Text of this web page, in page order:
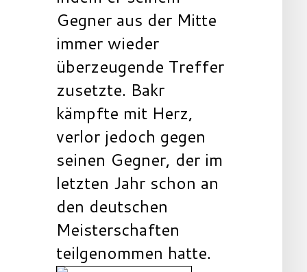
Gegner aus der Mitte
immer wieder
überzeugende Treffer
zusetzte. Bakr
kämpfte mit Herz,
verlor jedoch gegen
seinen Gegner, der im
letzten Jahr schon an
den deutschen
Meisterschaften
teilgenommen hatte.